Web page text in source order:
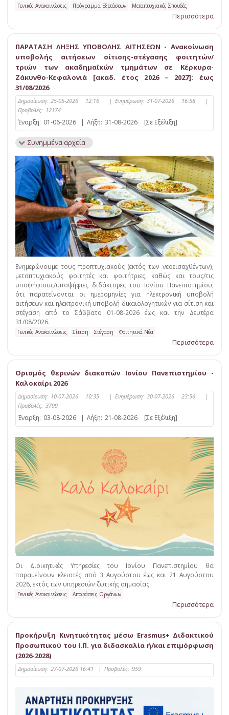
Γενικές Ανακοινώσεις Πρόγραμμα Εξετάσεων Μεταπτυχιακές Σπουδές
Περισσότερα
ΠΑΡΑΤΑΣΗ ΛΗΞΗΣ ΥΠΟΒΟΛΗΣ ΑΙΤΗΣΕΩΝ - Ανακοίνωση
υποβολής αιτήσεων σίτισης-στέγασης φοιτητών/
τριών των ακαδημαϊκών τμημάτων σε Κέρκυρα-
Ζάκυνθο-Κεφαλονιά [ακαδ. έτος 2026 – 2027]: έως
31/08/2026
Δημοσίευση: 25-05-2026 12:16 | Ενημέρωση: 31-07-2026 16:58
|
Προβολές: 12174
Έναρξη: 01-06-2026 | Λήξη: 31-08-2026 [Σε Εξέλιξη]
Συνημμένα αρχεία
Ενημερώνουμε τους προπτυχιακούς (εκτός των νεοεισαχθέντων),
μεταπτυχιακούς φοιτητές και φοιτήτριες, καθώς και τους/τις
υποψήφιους/υποψήφιες διδάκτορες του Ιονίου Πανεπιστημίου,
ότι παρατείνονται οι ημερομηνίες για ηλεκτρονική υποβολή
αιτήσεων και ηλεκτρονική υποβολή δικαιολογητικών για σίτιση και
στέγαση από το Σάββατο 01-08-2026 έως και την Δευτέρα
31/08/2026.
Γενικές Ανακοινώσεις Σίτιση Στέγαση Φοιτητικά Νέα
Περισσότερα
Ορισμός θερινών διακοπών Ιονίου Πανεπιστημίου -
Καλοκαίρι 2026
Δημοσίευση: 10-07-2026 10:35 | Ενημέρωση: 30-07-2026 23:56
|
Προβολές: 3799
Έναρξη: 03-08-2026 | Λήξη: 21-08-2026 [Σε Εξέλιξη]
Οι Διοικητικές Υπηρεσίες του Ιονίου Πανεπιστημίου θα
παραμείνουν κλειστές από 3 Αυγούστου έως και 21 Αυγούστου
2026, εκτός των υπηρεσιών ζωτικής σημασίας.
Γενικές Ανακοινώσεις Αποφάσεις Οργάνων
Περισσότερα
Προκήρυξη Κινητικότητας μέσω Erasmus+ Διδακτικού
Προσωπικού του Ι.Π. για διδασκαλία ή/και επιμόρφωση
(2026-2028)
Δημοσίευση: 27-07-2026 16:41 | Προβολές: 959